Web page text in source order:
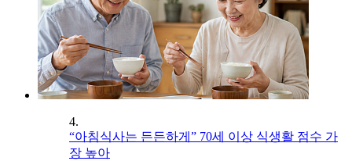
4.
“아침식사는 든든하게” 70세 이상 식생활 점수 가
장 높아